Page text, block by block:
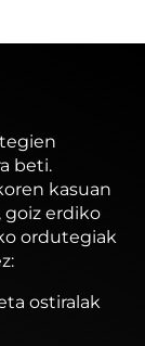
beti.
kasuan
goiz erdiko
ordutegiak
ostiralak